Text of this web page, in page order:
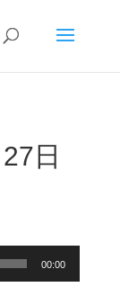
日
00:00